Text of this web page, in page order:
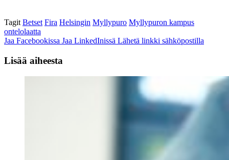
Tagit Betset Fira Helsingin Myllypuro Myllypuron kampus
ontelolaatta
Jaa Facebookissa Jaa LinkedInissä Lähetä linkki sähköpostilla
Lisää aiheesta